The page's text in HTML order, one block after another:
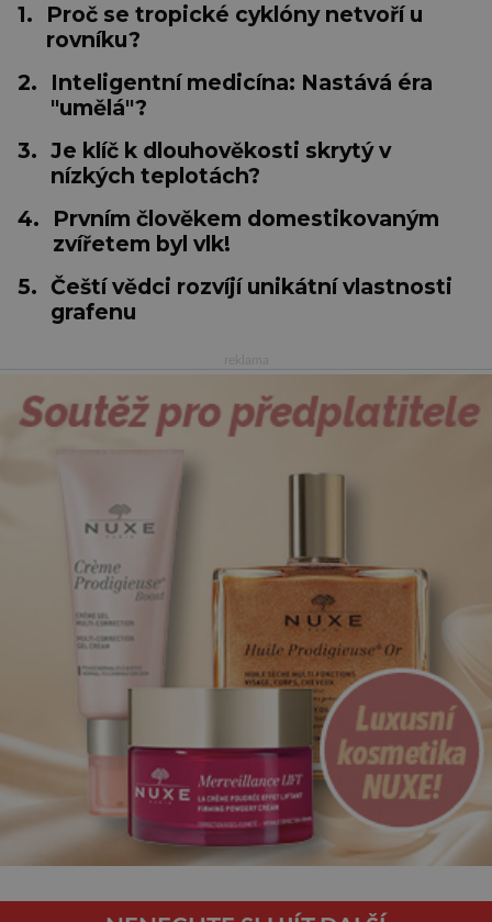
1.
Proč se tropické cyklóny netvoří u
rovníku?
2.
Inteligentní medicína: Nastává éra
"umělá"?
3. Je klíč k dlouhověkosti skrytý v
nízkých teplotách?
4.
Prvním člověkem domestikovaným
zvířetem byl vlk!
5. Čeští vědci rozvíjí unikátní vlastnosti
grafenu